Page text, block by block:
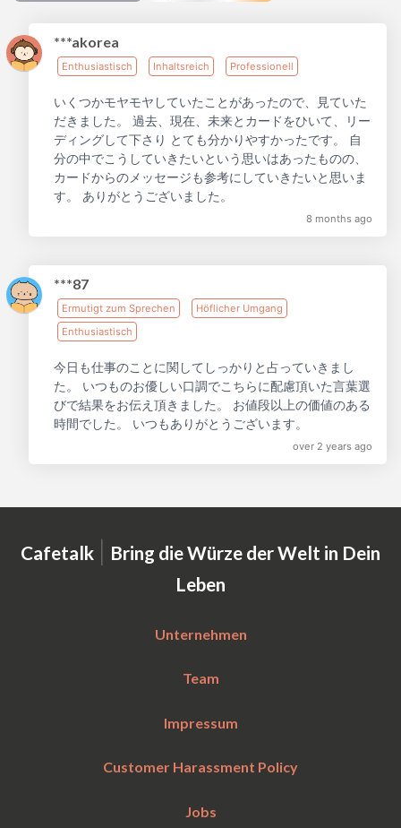
***akorea
Enthusiastisch Inhaltsreich Professionell
いくつかモヤモヤしていたことがあったので、見ていた
だきました。 過去、現在、未来とカードをひいて、リー
ディングして下さり とても分かりやすかったです。 自
分の中でこうしていきたいという思いはあったものの、
カードからのメッセージも参考にしていきたいと思いま
す。 ありがとうございました。
8 months ago
***87
Ermutigt zum Sprechen
Höflicher Umgang
Enthusiastisch
今日も仕事のことに関してしっかりと占っていきまし
た。 いつものお優しい口調でこちらに配慮頂いた言葉選
びで結果をお伝え頂きました。 お値段以上の価値のある
時間でした。 いつもありがとうございます。
over 2 years ago
Cafetalk | Bring die Würze der Welt in Dein
Leben
Unternehmen
Team
Impressum
Customer Harassment Policy
Jobs